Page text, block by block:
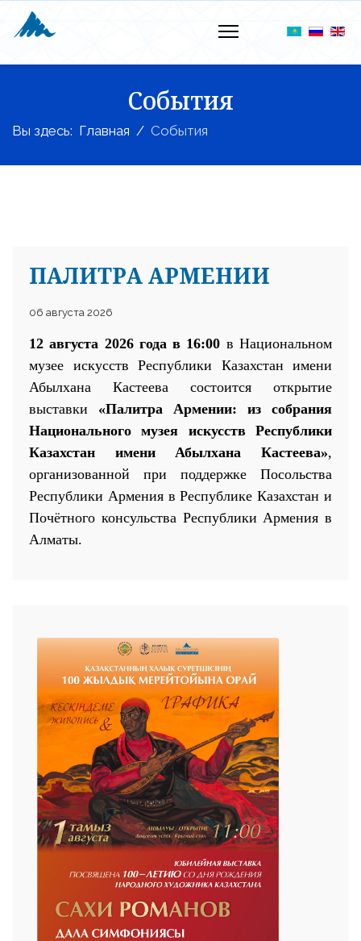
События
Вы здесь: Главная События
ПАЛИТРА АРМЕНИИ
06 августа 2026
12 августа 2026 года в 16:00 в Национальном
музее искусств Республики Казахстан имени
Абылхана Кастеева состоится открытие
выставки «Палитра Армении: из собрания
Национального музея искусств Республики
Казахстан имени Абылхана Кастеева»,
организованной при поддержке Посольства
Республики Армения в Республике Казахстан и
Почётного консульства Республики Армения в
Алматы.